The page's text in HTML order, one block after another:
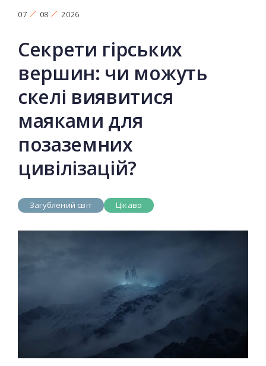
07 08 2026
Секрети гірських
вершин: чи можуть
скелі виявитися
маяками для
позаземних
цивілізацій?
Загублений світ Цікаво